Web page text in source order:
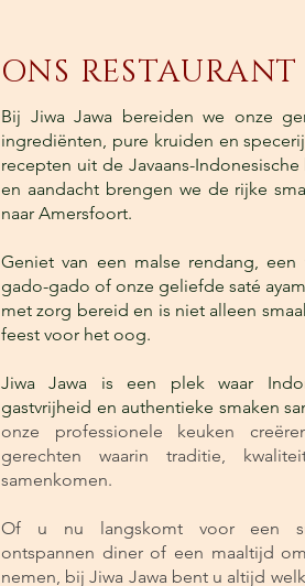
ONS RESTAURANT
Bij Jiwa Jawa bereiden we onze
ingrediënten, pure kruiden en
recepten uit de Javaans-
en aandacht brengen we de rijke
naar Amersfoort.
Geniet van een malse rendang, een
gado-gado of onze geliefde saté
met zorg bereid en is niet alleen
feest voor het oog.
Jiwa Jawa is een plek waar
gastvrijheid en authentieke smaken
onze professionele keuken
gerechten waarin traditie,
samenkomen.
Of u nu langskomt voor een
ontspannen diner of een maaltijd
nemen, bij Jiwa Jawa bent u altijd